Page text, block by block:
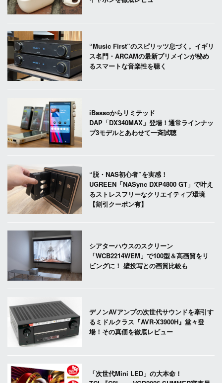
“Music First”のスピリッツ息づく。イギリ
ス名門・ARCAMの最新プリメインが秘め
るスマートな音楽性を聴く
iBassoからリミテッド
DAP「DX340MAX」登場！通常ラインナッ
プ3モデルとあわせて一斉試聴
“脱・NAS初心者”を実感！
UGREEN「NASync DXP4800 GT」で叶え
るストレスフリーなクリエイティブ環境
【割引クーポン有】
シアターハウスのスクリーン
「WCB2214WEM」で100型＆高画質をリ
ビングに！ 壁投写との画質比較も
デノンAVアンプの次世代サウンドを牽引す
るミドルクラス『AVR-X3900H』堂々登
場！その真価を徹底レビュー
「次世代Mini LED」の大本命！